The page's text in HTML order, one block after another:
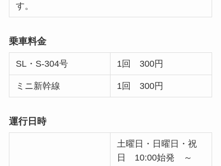
す。
乗車料金
SL・S-304号 1回 300円
ミニ新幹線 1回 300円
運行日時
土曜日・日曜日・祝
日 10:00始発 ～